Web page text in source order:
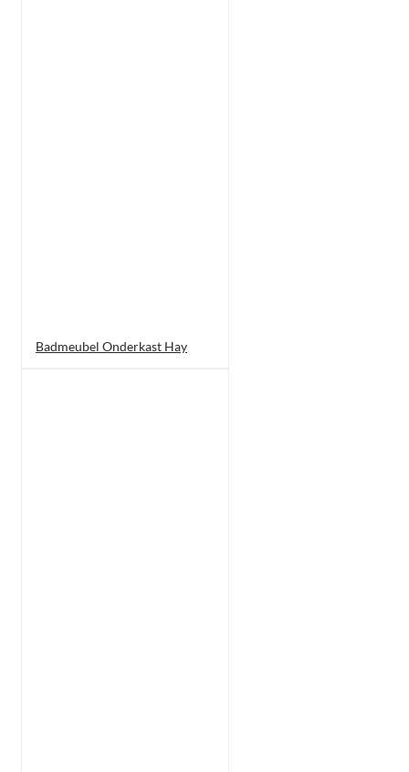
Badmeubel Onderkast Hay